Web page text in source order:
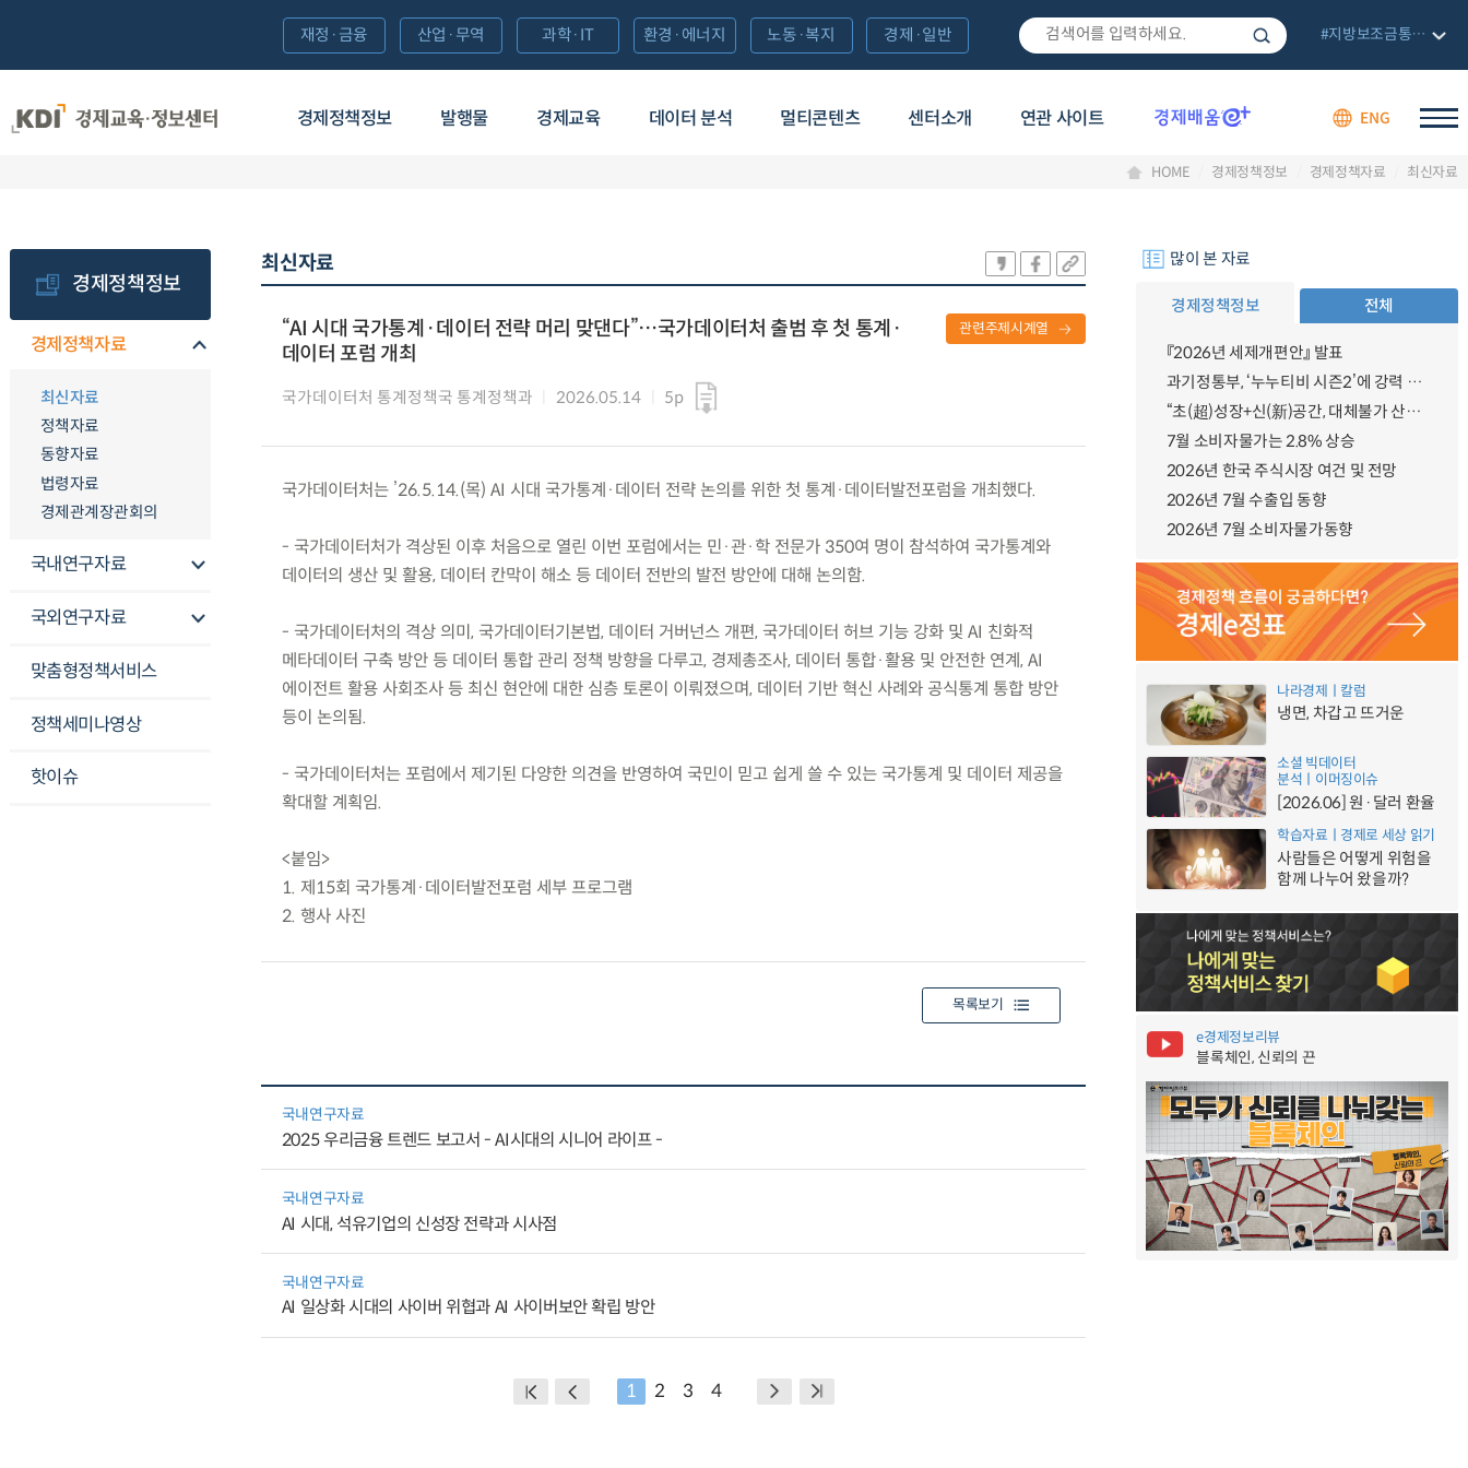
경제정책정보 발행물 경제교육 데이터 분석 멀티콘텐츠 센터소개 연관 사이트 ENG
재정·금융 산업·무역 과학·IT 환경·에너지 노동·복지 경제·일반 #지방보조금통합관리망
HOME 경제정책정보 경제정책자료 최신자료
경제정책정보
경제정책자료
최신자료
정책자료
동향자료
법령자료
경제관계장관회의
국내연구자료
국외연구자료
맞춤형정책서비스
정책세미나영상
핫이슈
최신자료
“AI 시대 국가통계·데이터 전략 머리 맞댄다”…국가데이터처 출범 후 첫 통계·
데이터 포럼 개최
국가데이터처 통계정책국 통계정책과 2026.05.14 5p
관련주제시계열
국가데이터처는 ’26.5.14.(목) AI 시대 국가통계·데이터 전략 논의를 위한 첫 통계·데이터발전포럼을 개최했다.
- 국가데이터처가 격상된 이후 처음으로 열린 이번 포럼에서는 민·관·학 전문가 350여 명이 참석하여 국가통계와
데이터의 생산 및 활용, 데이터 칸막이 해소 등 데이터 전반의 발전 방안에 대해 논의함.
- 국가데이터처의 격상 의미, 국가데이터기본법, 데이터 거버넌스 개편, 국가데이터 허브 기능 강화 및 AI 친화적
메타데이터 구축 방안 등 데이터 통합 관리 정책 방향을 다루고, 경제총조사, 데이터 통합·활용 및 안전한 연계, AI
에이전트 활용 사회조사 등 최신 현안에 대한 심층 토론이 이뤄졌으며, 데이터 기반 혁신 사례와 공식통계 통합 방안
등이 논의됨.
- 국가데이터처는 포럼에서 제기된 다양한 의견을 반영하여 국민이 믿고 쉽게 쓸 수 있는 국가통계 및 데이터 제공을
확대할 계획임.
<붙임>
1. 제15회 국가통계·데이터발전포럼 세부 프로그램
2. 행사 사진
목록보기
국내연구자료
2025 우리금융 트렌드 보고서 - AI시대의 시니어 라이프 -
국내연구자료
AI 시대, 석유기업의 신성장 전략과 시사점
국내연구자료
AI 일상화 시대의 사이버 위협과 AI 사이버보안 확립 방안
1 2 3 4
많이 본 자료
경제정책정보 전체
『2026년 세제개편안』 발표
과기정통부, ‘누누티비 시즌2’에 강력 대응 의지 밝혀
“초(超)성장+신(新)공간, 대체불가 산업강국”
7월 소비자물가는 2.8% 상승
2026년 한국 주식시장 여건 및 전망
2026년 7월 수출입 동향
2026년 7월 소비자물가동향
나라경제ㅣ칼럼
냉면, 차갑고 뜨거운
소셜 빅데이터
분석ㅣ이머징이슈
[2026.06] 원·달러 환율
학습자료ㅣ경제로 세상 읽기
사람들은 어떻게 위험을
함께 나누어 왔을까?
e경제정보리뷰
블록체인, 신뢰의 끈